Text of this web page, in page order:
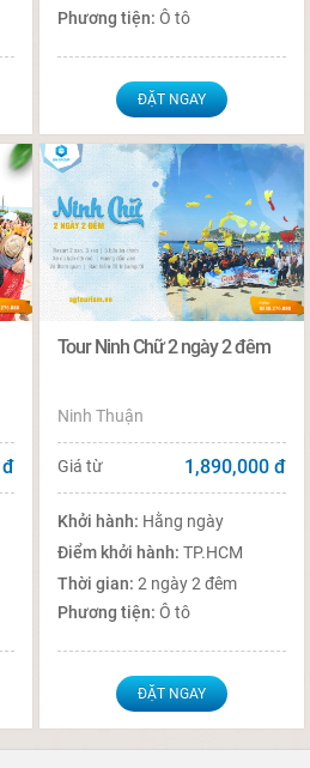
Phương tiện:Ô tô
ĐẶT NGAY
đ
Tour Ninh Chữ 2 ngày 2 đêm
Ninh Thuận
Giá từ 1,890,000 đ
Khởi hành: Hằng ngày
Điểm khởi hành:TP.HCM
Thời gian:2 ngày 2 đêm
Phương tiện:Ô tô
ĐẶT NGAY